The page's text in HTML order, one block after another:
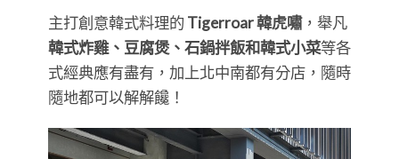
主打創意韓式料理的 Tigerroar 韓虎嘯，舉凡
韓式炸雞、豆腐煲、石鍋拌飯和韓式小菜等各
式經典應有盡有，加上北中南都有分店，隨時
隨地都可以解解饞！